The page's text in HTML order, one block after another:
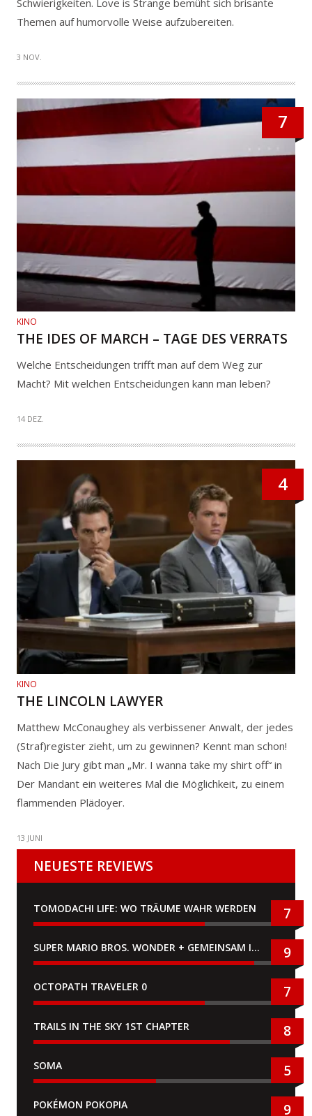
Themen auf humorvolle Weise aufzubereiten.
3 NOV.
7
KINO
THE IDES OF MARCH – TAGE DES VERRATS
Welche Entscheidungen trifft man auf dem Weg zur
Macht? Mit welchen Entscheidungen kann man leben?
14 DEZ.
4
KINO
THE LINCOLN LAWYER
Matthew McConaughey als verbissener Anwalt, der jedes
(Straf)register zieht, um zu gewinnen? Kennt man schon!
Nach Die Jury gibt man „Mr. I wanna take my shirt off“ in
Der Mandant ein weiteres Mal die Möglichkeit, zu einem
flammenden Plädoyer.
13 JUNI
NEUESTE REVIEWS
TOMODACHI LIFE: WO TRÄUME WAHR WERDEN 7
SUPER MARIO BROS. WONDER + GEMEINSAM IM BELLABEL-PARK 9
OCTOPATH TRAVELER 0 7
TRAILS IN THE SKY 1ST CHAPTER 8
SOMA 5
POKÉMON POKOPIA 9